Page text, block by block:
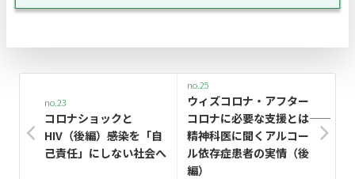
no.23
コロナショックと
HIV（後編）――感染を「自
己責任」にしない社会へ
no.25
ウィズコロナ・アフター
コロナに必要な支援とは――
精神科医に聞くアルコー
ル依存症患者の実情（後
編）